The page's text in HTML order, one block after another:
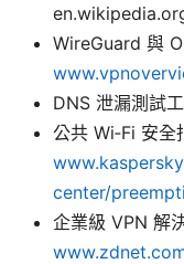
WireGuard 與
DNS 泄漏測試工
公共 Wi‑Fi 安全
center/
企業級 VPN 解